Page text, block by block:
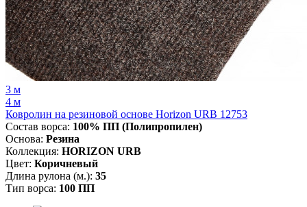
3 м
4 м
Ковролин на резиновой основе Horizon URB 12753
Состав ворса: 100% ПП (Полипропилен)
Основа: Резина
Коллекция: HORIZON URB
Цвет: Коричневый
Длина рулона (м.): 35
Тип ворса: 100 ПП